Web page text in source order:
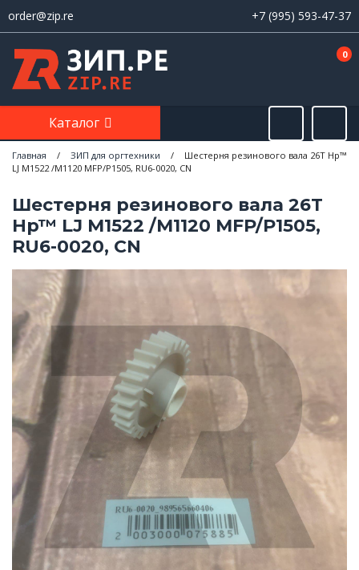
order@zip.re +7 (995) 593-47-37
0
Каталог
Главная / ЗИП для оргтехники /
Шестерня резинового вала 26T Hp™
LJ M1522 /M1120 MFP/P1505, RU6-0020, CN
Шестерня резинового вала 26T
Hp™ LJ M1522 /M1120 MFP/P1505,
RU6-0020, CN